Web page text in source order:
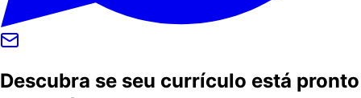
Descubra se seu currículo está pronto